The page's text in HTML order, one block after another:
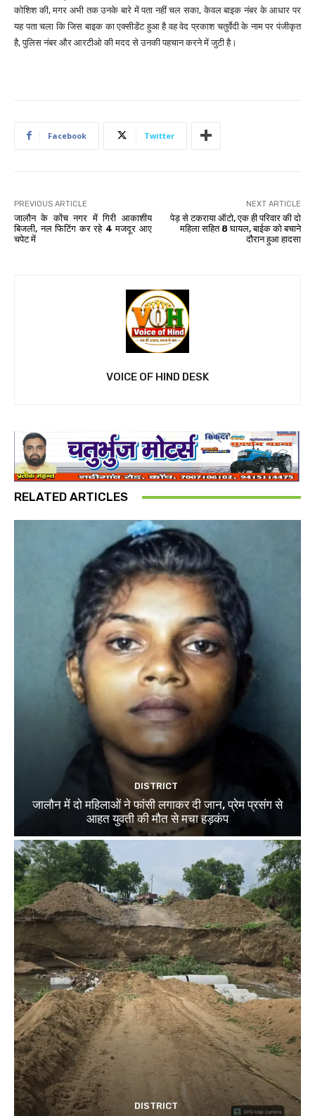
कोशिश की, मगर अभी तक उनके बारे में पता नहीं चल सका, केवल बाइक नंबर के आधार पर
यह पता चला कि जिस बाइक का एक्सीडेंट हुआ है वह वेद प्रकाश चतुर्वेदी के नाम पर पंजीकृत
है, पुलिस नंबर और आरटीओ की मदद से उनकी पहचान करने में जुटी है।
Facebook Twitter
PREVIOUS ARTICLE
जालौन के कोंच नगर में गिरी आकाशीय
बिजली, नल फिटिंग कर रहे 4 मजदूर आए
चपेट में
NEXT ARTICLE
पेड़ से टकराया ऑटो, एक ही परिवार की दो
महिला सहित 8 घायल, बाईक को बचाने
दौरान हुआ हादसा
VOICE OF HIND DESK
RELATED ARTICLES
DISTRICT
जालौन में दो महिलाओं ने फांसी लगाकर दी जान, प्रेम प्रसंग से
आहत युवती की मौत से मचा हड़कंप
DISTRICT